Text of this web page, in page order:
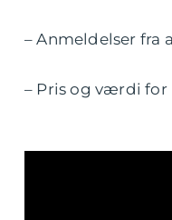
– Anmeldelser fra
– Pris og værdi for